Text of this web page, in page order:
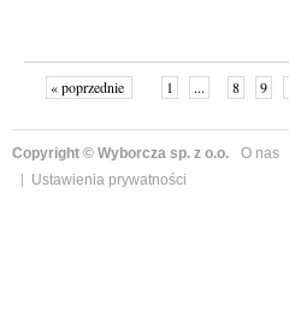
« poprzednie 1 ... 8 9
Copyright © Wyborcza sp. z o.o. O nas
Ustawienia prywatności